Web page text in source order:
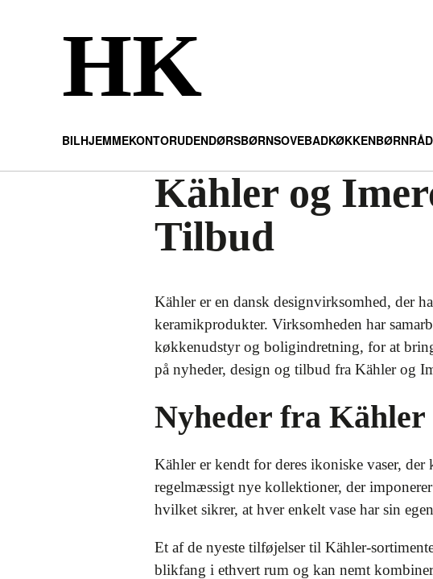
HK
BILHJEMMEKONTORUDENDØRSBØRNSOVEBADKØKKENBØRN
Kähler og
Tilbud
Kähler er en dansk designvirksomhed, der
keramikprodukter. Virksomheden har
køkkenudstyr og boligindretning, for at
på nyheder, design og tilbud fra Kähler og
Nyheder fra Kähler
Kähler er kendt for deres ikoniske vaser,
regelmæssigt nye kollektioner, der
hvilket sikrer, at hver enkelt vase har sin
Et af de nyeste tilføjelser til Kähler-
blikfang i ethvert rum og kan nemt